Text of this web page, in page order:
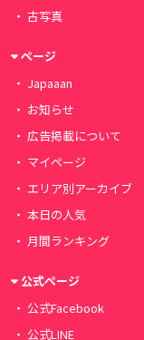
古写真
ページ
Japaaan
お知らせ
広告掲載について
マイページ
エリア別アーカイブ
本日の人気
月間ランキング
公式ページ
公式Facebook
公式LINE